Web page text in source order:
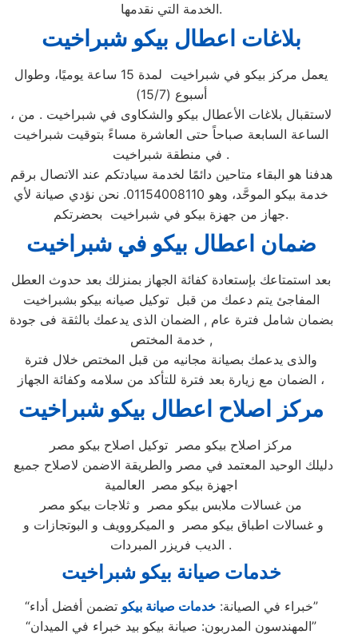
الخدمة التي نقدمها.
بلاغات اعطال بيكو شبراخيت
يعمل مركز بيكو في شبراخيت لمدة 15 ساعة يوميًا، وطوال
أسبوع (15/7)
، لاستقبال بلاغات الأعطال بيكو والشكاوى في شبراخيت . من
الساعة السابعة صباحاً حتى العاشرة مساءً بتوقيت شبراخيت
في منطقة شبراخيت .
هدفنا هو البقاء متاحين دائمًا لخدمة سيادتكم عند الاتصال برقم
خدمة بيكو الموحَّد، وهو 01154008110. نحن نؤدي صيانة لأي
جهاز من جهزة بيكو في شبراخيت بحضرتكم.
ضمان اعطال بيكو في شبراخيت
بعد استمتاعك بإستعادة كفائة الجهاز بمنزلك بعد حدوث العطل
المفاجئ يتم دعمك من قبل توكيل صيانه بيكو بشبراخيت
بضمان شامل فترة عام , الضمان الذى يدعمك بالثقة فى جودة
خدمة المختص ,
والذى يدعمك بصيانة مجانيه من قبل المختص خلال فترة
الضمان مع زيارة بعد فترة للتأكد من سلامه وكفائة الجهاز ،
مركز اصلاح اعطال بيكو شبراخيت
مركز اصلاح بيكو مصر توكيل اصلاح بيكو مصر
اجهزة بيكو مصر العالمية
من غسالات ملابس بيكو مصر و ثلاجات بيكو مصر
الديب فريزر المبردات .
خدمات صيانة بيكو شبراخيت
“خبراء في الصيانة:خدمات صيانة بيكو
تضمن أفضل أداء”
“المهندسون المدربون: صيانة بيكو بيد خبراء في الميدان”